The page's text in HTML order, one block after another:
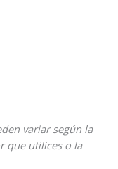
variar según la
que utilices o la